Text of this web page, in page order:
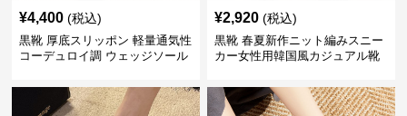
¥4,400 (税込)
黒靴 厚底スリッポン 軽量通気性
コーデュロイ調 ウェッジソール
¥2,920 (税込)
黒靴 春夏新作ニット編みスニー
カー女性用韓国風カジュアル靴